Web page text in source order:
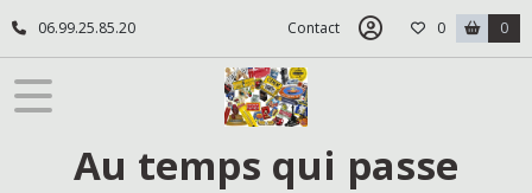
06.99.25.85.20 Contact 0 0
Au temps qui passe